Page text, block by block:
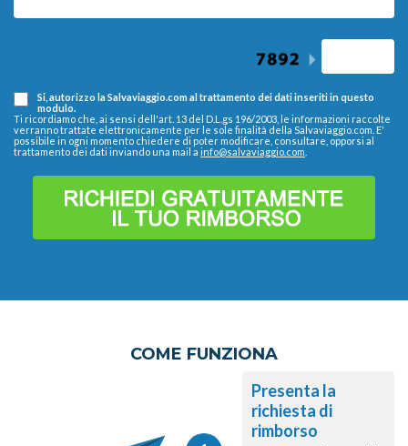
Si, autorizzo la Salvaviaggio.com al trattamento dei dati inseriti in questo
modulo.
Ti ricordiamo che, ai sensi dell'art. 13 del D.L.gs 196/2003, le informazioni raccolte
verranno trattate elettronicamente per le sole finalità della Salvaviaggio.com. E'
possibile in ogni momento chiedere di poter modificare, consultare, opporsi al
trattamento dei dati inviando una mail a info@salvaviaggio.com
COME FUNZIONA
Presenta la
richiesta di
rimborso